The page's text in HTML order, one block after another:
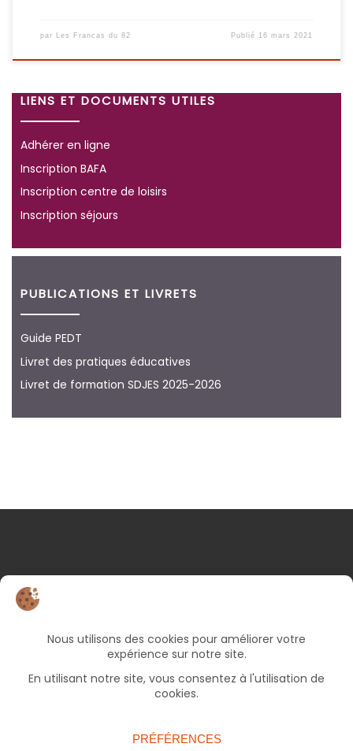
par Les Francas du 82 Publié 16 mars 2021
LIENS ET DOCUMENTS UTILES
Adhérer en ligne
Inscription BAFA
Inscription centre de loisirs
Inscription séjours
PUBLICATIONS ET LIVRETS
Guide PEDT
Livret des pratiques éducatives
Livret de formation SDJES 2025-2026
NOS COORDONNÉES
82000 Montauban
05 63 66 49 06
Bureaux ouverts le lundi et jeudi de 9h à 17h, le
mercredi et vendredi de 9h à 12h30 (fermé le